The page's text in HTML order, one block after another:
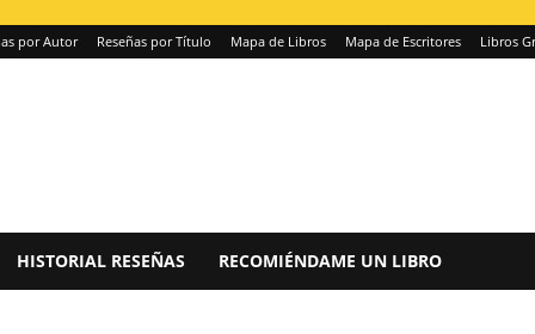
por Autor Reseñas por Título Mapa de Libros Mapa de Escritores Libros
HISTORIAL RESEÑAS RECOMIÉNDAME UN LIBRO